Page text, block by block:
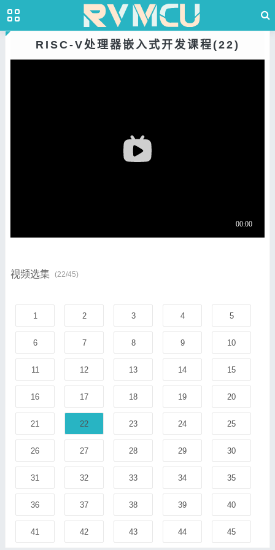
RISC-V处理器嵌入式开发课程(22)
视频选集 (22/45)
1 2 3 4 5
6 7 8 9 10
11 12 13 14 15
16 17 18 19 20
21 22 23 24 25
26 27 28 29 30
31 32 33 34 35
36 37 38 39 40
41 42 43 44 45